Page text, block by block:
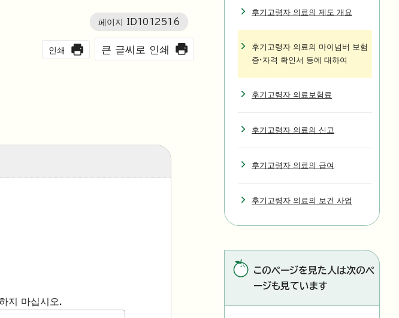
페이지 ID1012516
인쇄 큰 글씨로 인쇄
지 마십시오.
후기고령자 의료의 제도 개요
후기고령자 의료의 마이넘버 보험
증·자격 확인서 등에 대하여
후기고령자 의료보험료
후기고령자 의료의 신고
후기고령자 의료의 급여
후기고령자 의료의 보건 사업
このページを見た人は次のペ
ージも見ています